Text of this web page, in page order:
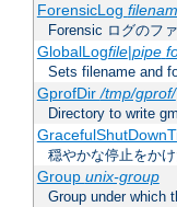
ForensicLog
Forensic ログのフ
GlobalLogfile|pipe
Sets filename and
GprofDir/tmp/gprof/
Directory to write
穏やかな停止をか
Group unix-group
Group under which